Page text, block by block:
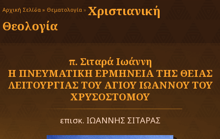
Αρχική Σελίδα » Θεματολογία » Χριστιανική
Θεολογία
π. Σιταρά Ιωάννη
Η ΠΝΕΥΜΑΤΙΚΗ ΕΡΜΗΝΕΙΑ ΤΗΣ ΘΕΙΑΣ
ΛΕΙΤΟΥΡΓΙΑΣ ΤΟΥ ΑΓΙΟΥ ΙΩΑΝΝΟΥ ΤΟΥ
ΧΡΥΣΟΣΤΟΜΟΥ
επισκ. ΙΩΑΝΝΗΣ ΣΙΤΑΡΑΣ